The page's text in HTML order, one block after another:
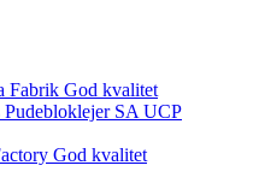
God kvalitet